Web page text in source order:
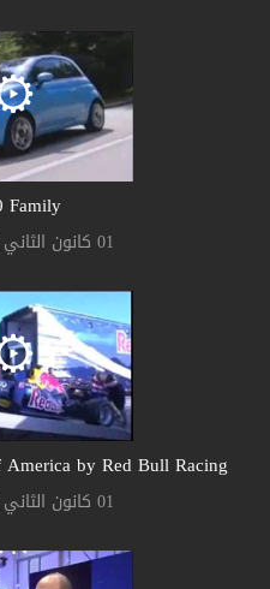
Family
01 كانون الثاني 2013, 12:00 ص
by Red Bull Racing
01 كانون الثاني 2013, 12:00 ص